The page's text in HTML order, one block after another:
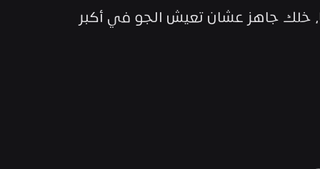
راجعين لكم بأصوات مختلفة وجو مختلف مع أكثر من ٢٠٠ فنان من حول العالم في مسارحنا، خلك جاهز عشان تعيش الجو في أكبر